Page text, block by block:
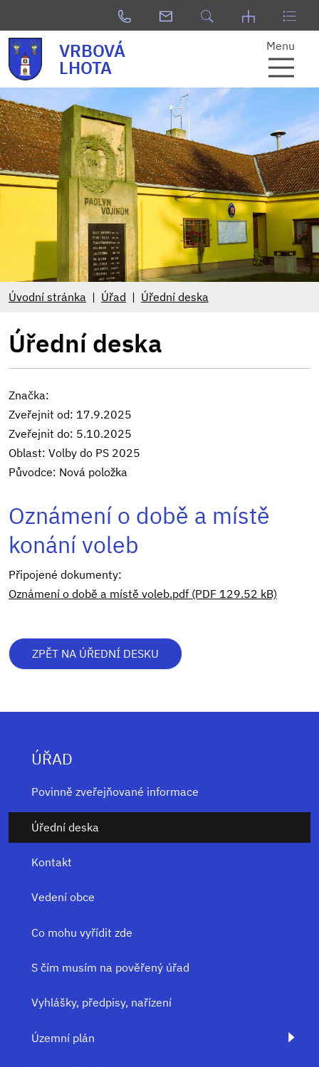
VRBOVÁ
LHOTA
Menu
Úvodní stránka Úřad Úřední deska
Úřední deska
Značka:
Zveřejnit od: 17.9.2025
Zveřejnit do: 5.10.2025
Oblast: Volby do PS 2025
Původce: Nová položka
Oznámení o době a místě
konání voleb
Připojené dokumenty:
Oznámení o době a místě voleb.pdf (PDF 129.52 kB)
ZPĚT NA ÚŘEDNÍ DESKU
ÚŘAD
Povinně zveřejňované informace
Úřední deska
Kontakt
Vedení obce
Co mohu vyřídit zde
S čím musím na pověřený úřad
Vyhlášky, předpisy, nařízení
Územní plán